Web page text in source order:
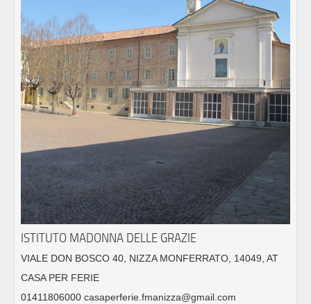
ISTITUTO MADONNA DELLE GRAZIE
VIALE DON BOSCO 40, NIZZA MONFERRATO, 14049, AT
CASA PER FERIE
01411806000 casaperferie.fmanizza@gmail.com